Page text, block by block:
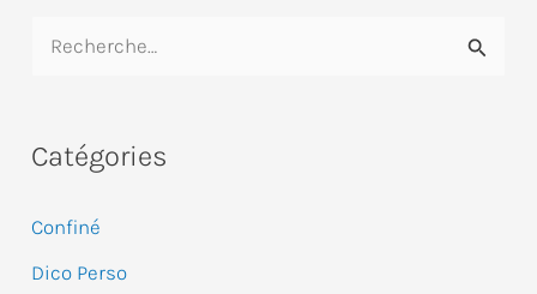
h
r
c
Catégories
Confiné
Dico Perso